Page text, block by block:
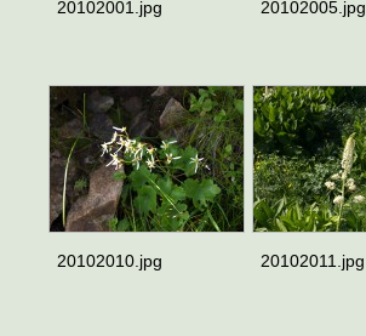
20102001.jpg 20102005.jpg
20102010.jpg 20102011.jpg